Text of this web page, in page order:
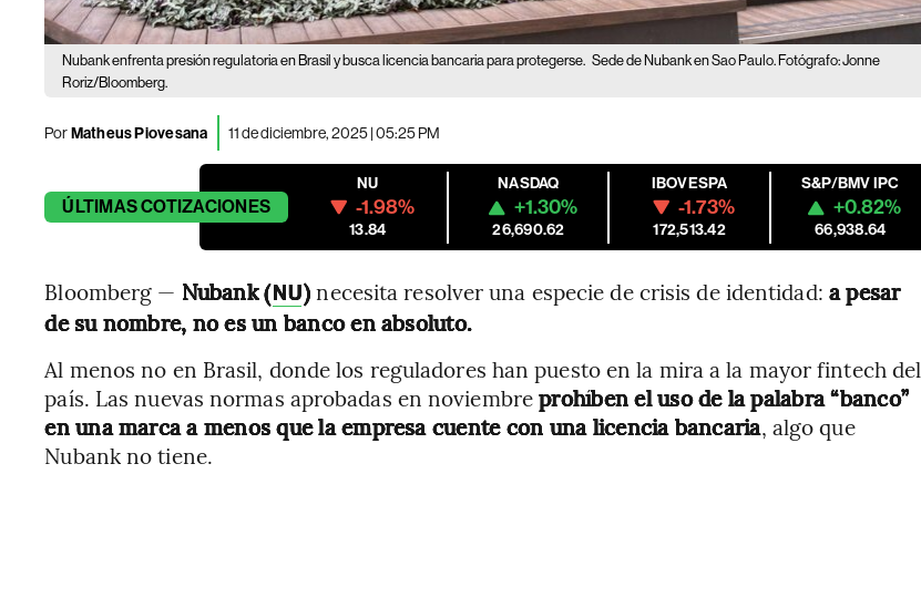
Nubank enfrenta presión regulatoria en Brasil y busca licencia bancaria para protegerse. Sede de Nubank en Sao Paulo. Fotógrafo: Jonne
Roriz/Bloomberg.
PorMatheus Piovesana 11 de diciembre, 2025 | 05:25 PM
ÚLTIMASCOTIZACIONES
NU
-1.98%
13.84
NASDAQ
+1.30%
26,690.62
IBOVESPA
-1.73%
172,513.42
S&P/BMV IPC
+0.82%
66,938.64
Bloomberg — Nubank (NU)necesita resolver una especie de crisis de identidad: a pesar
de su nombre, no es un banco en absoluto.
Al menos no en Brasil, donde los reguladores han puesto en la mira a la mayor fintech del
país. Las nuevas normas aprobadas en noviembreprohíben el uso de la palabra “banco”
en una marca a menos que la empresa cuente con una licencia bancaria, algo que
Nubank no tiene.